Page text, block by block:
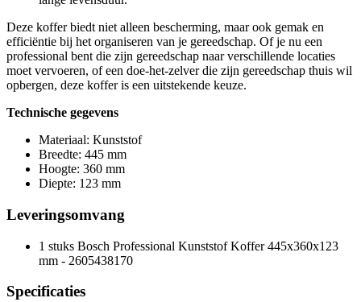
Deze koffer biedt niet alleen bescherming, maar ook gemak en
efficiëntie bij het organiseren van je gereedschap. Of je nu een
professional bent die zijn gereedschap naar verschillende locaties
moet vervoeren, of een doe-het-zelver die zijn gereedschap thuis wil
opbergen, deze koffer is een uitstekende keuze.
Technische gegevens
Materiaal: Kunststof
Breedte: 445 mm
Hoogte: 360 mm
Diepte: 123 mm
Leveringsomvang
1 stuks Bosch Professional Kunststof Koffer 445x360x123
mm - 2605438170
Specificaties